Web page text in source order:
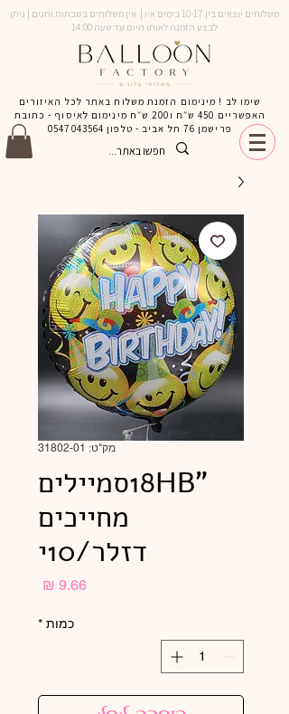
משלוחים יוצאים בין 10-17 בימים א-ו | אין משלוחים בשבתות וחגים | ניתן
לבצע הזמנה לאותו היום עד שעה 14:00
שימו לב ! מינימום הזמנת משלוח באתר לכל האיזורים
האפשריים 450 ש״ח ו200 ש״ח מינימום לאיסוף - כתובת
פרישמן 76 תל אביב - טלפון
0547043564
מק"ט: 31802-01
"18HBסמיילים
מחייכים
דזלר/10י
כמות *